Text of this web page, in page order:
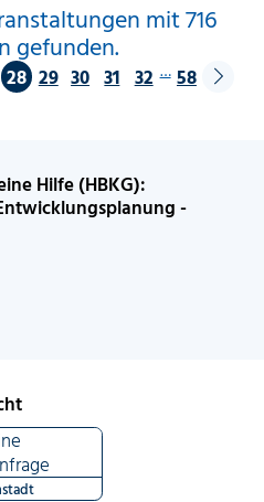
mit 716
gefunden.
28 29 30 31 32 … 58
Hilfe (HBKG):
-